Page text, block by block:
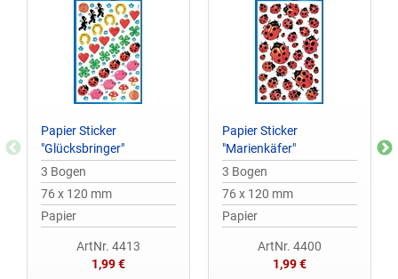
Papier Sticker
"Glücksbringer"
3 Bogen
76 x 120 mm
Papier
ArtNr. 4413
1,99 €
Papier Sticker
"Marienkäfer"
3 Bogen
76 x 120 mm
Papier
ArtNr. 4400
1,99 €